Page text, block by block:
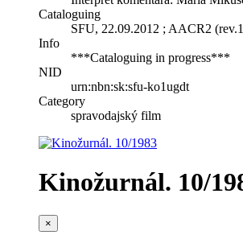
Cataloguing
SFU, 22.09.2012 ; AACR2
Info
***Cataloguing in progress***
NID
urn:nbn:sk:sfu-ko1ugdt
Category
spravodajský film
Kinožurnál. 10/
×